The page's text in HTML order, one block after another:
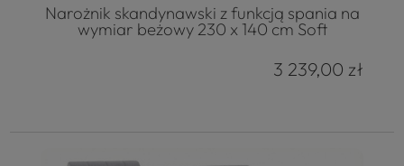
Narożnik skandynawski z funkcją spania na
wymiar beżowy 230 x 140 cm Soft
3 239,00 zł